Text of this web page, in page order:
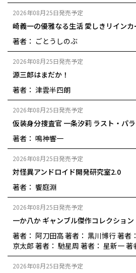
2026年08月25日発売予定
崎義一の優雅なる生活 愛しきリイン
著者： ごとうしのぶ
2026年08月25日発売予定
源三郎はまだか！
著者： 津雲半四朗
2026年08月25日発売予定
仮装身分捜査官 一条汐莉 ラスト・パ
著者： 鳴神響一
2026年08月25日発売予定
対怪異アンドロイド開発研究室2.0
著者： 饗庭淵
2026年08月25日発売予定
一か八か ギャンブル傑作コレクション
著者： 阿刀田高著者： 黒川博行著者
京太郎 著者： 馳星周 著者： 星新一著
2026年08月25日発売予定